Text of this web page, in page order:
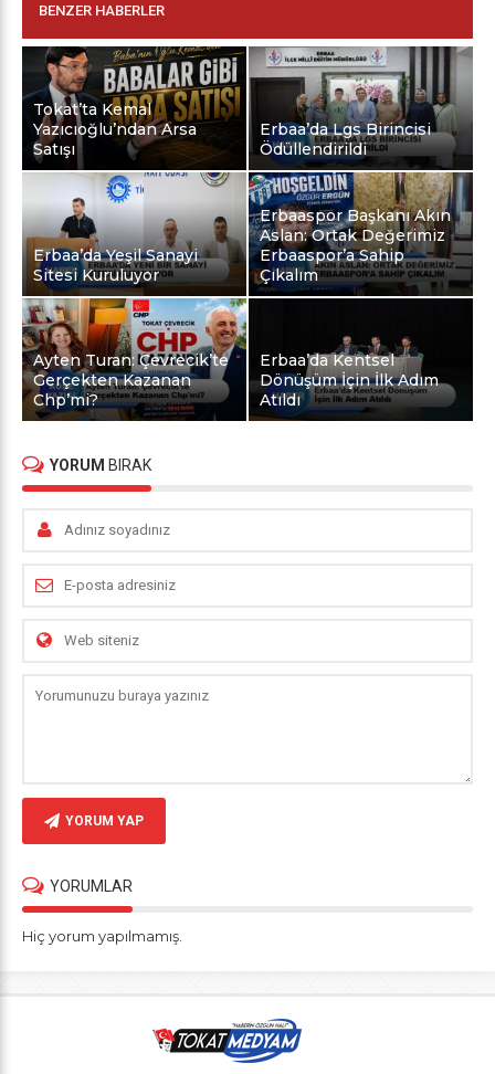
BENZER HABERLER
Tokat’ta Kemal
Yazıcıoğlu’ndan Arsa
Satışı
Erbaa’da Lgs Birincisi
Ödüllendirildi
Erbaa’da Yeşil Sanayi
Sitesi Kuruluyor
Erbaaspor Başkanı Akın
Aslan: Ortak Değerimiz
Erbaaspor’a Sahip
Çıkalım
Ayten Turan: Çevrecik’te
Gerçekten Kazanan
Chp’mi?
Erbaa’da Kentsel
Dönüşüm İçin İlk Adım
Atıldı
YORUM BIRAK
YORUM YAP
YORUMLAR
Hiç yorum yapılmamış.